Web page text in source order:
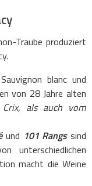
Traube produziert
blanc und
von 28 Jahre alten
Crix, als auch vom
und 101 Rangssind
unterschiedlichen
macht die Weine